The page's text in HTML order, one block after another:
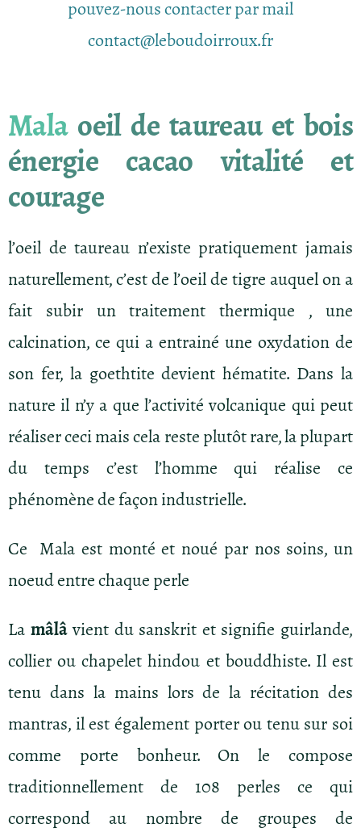
pouvez-nous contacter par mail
contact@leboudoirroux.fr
Malaoeil de taureau et bois
énergie cacao vitalité et
courage
l’oeil de taureau n’existe pratiquement jamais
naturellement, c’est de l’oeil de tigre auquel on a
fait subir un traitement thermique , une
calcination, ce qui a entrainé une oxydation de
son fer, la goethtite devient hématite. Dans la
nature il n’y a que l’activité volcanique qui peut
réaliser ceci mais cela reste plutôt rare, la plupart
du temps c’est l’homme qui réalise ce
phénomène de façon industrielle.
Ce Mala est monté et noué par nos soins, un
noeud entre chaque perle
La mâlâvient du sanskrit et signifie guirlande,
collier ou chapelet hindou et bouddhiste. Il est
tenu dans la mains lors de la récitation des
mantras, il est également porter ou tenu sur soi
comme porte bonheur. On le compose
traditionnellement de 108 perles ce qui
correspond au nombre de groupes de